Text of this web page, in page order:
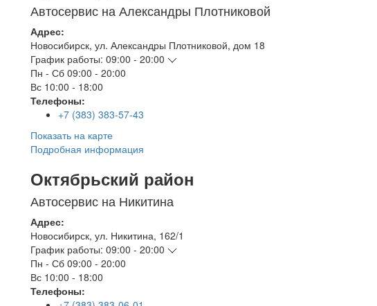
Автосервис на Александры Плотниковой
Адрес:
Новосибирск, ул. Александры Плотниковой, дом 18
График работы: 09:00 - 20:00
Пн - Сб 09:00 - 20:00
Вс 10:00 - 18:00
Телефоны:
+7 (383) 383-57-43
Показать на карте
Подробная информация
Октябрьский район
Автосервис на Никитина
Адрес:
Новосибирск, ул. Никитина, 162/1
График работы: 09:00 - 20:00
Пн - Сб 09:00 - 20:00
Вс 10:00 - 18:00
Телефоны: